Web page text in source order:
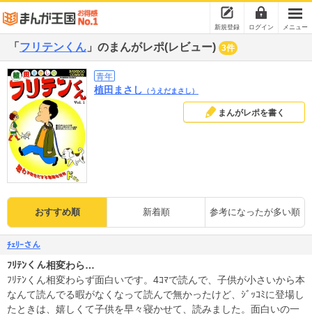
新規登録 ログイン メニュー
「 フリテンくん 」のまんがレポ(レビュー) 3件
青年
植田まさし （うえだまさし）
まんがレポを書く
おすすめ順 新着順 参考になったが多い順
ﾁｪﾘｰさん
ﾌﾘﾃﾝくん相変わら…
ﾌﾘﾃﾝくん相変わらず面白いです。4ｺﾏで読んで、子供が小さいから本
なんて読んでる暇がなくなって読んで無かったけど、ｼﾞｯｺﾐに登場し
たときは、嬉しくて子供を早々寝かせて、読みました。面白いの一